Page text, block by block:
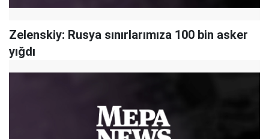
Zelenskiy: Rusya sınırlarımıza 100 bin asker
yığdı